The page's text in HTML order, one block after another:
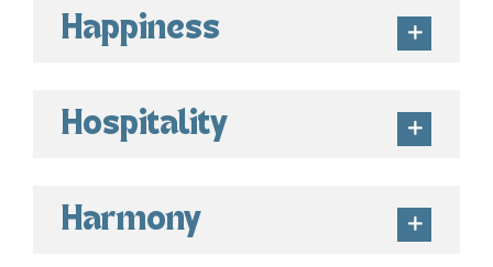
Happiness
Hospitality
Harmony